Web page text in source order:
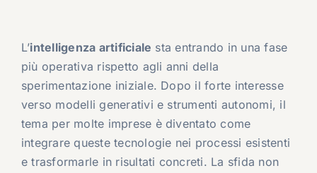
L’intelligenza artificiale sta entrando in una fase
più operativa rispetto agli anni della
sperimentazione iniziale. Dopo il forte interesse
verso modelli generativi e strumenti autonomi, il
tema per molte imprese è diventato come
integrare queste tecnologie nei processi esistenti
e trasformarle in risultati concreti. La sfida non